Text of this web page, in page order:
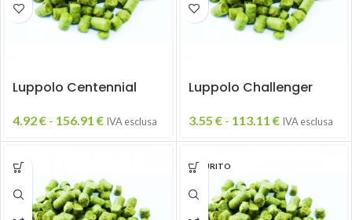
Luppolo Centennial
4.92€ - 156.91 € IVA esclusa
Luppolo Challenger
3.55 € - 113.11 € IVA esclusa
ESAURITO